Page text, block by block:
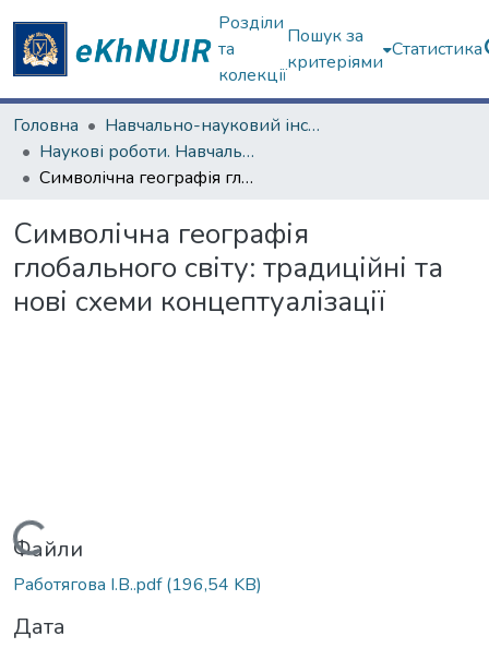
Розділи
та
колекції
Пошук за
критеріями
Статистика
Головна
Навчально-науковий інститут філософії, культурології, політології
Наукові роботи. Навчально-науковий інститут філософії, культурології, політології
Символічна географія глобального світу: традиційні та нові схеми концептуалізації
Символічна географія
глобального світу: традиційні та
нові схеми концептуалізації
Вантажиться...
Файли
Работягова І.В..pdf(196,54 KB)
Дата